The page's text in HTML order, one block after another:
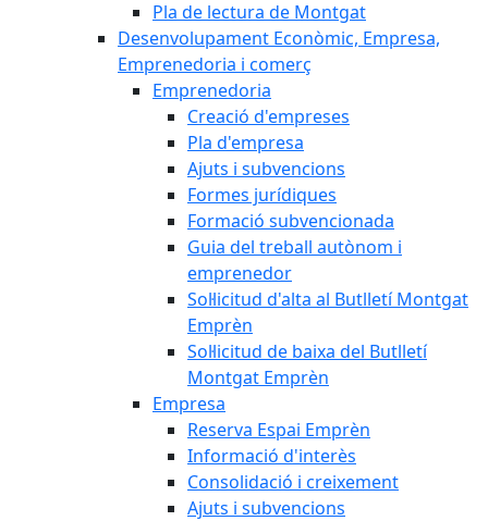
Pla de lectura de Montgat
Desenvolupament Econòmic, Empresa,
Emprenedoria i comerç
Emprenedoria
Creació d'empreses
Pla d'empresa
Ajuts i subvencions
Formes jurídiques
Formació subvencionada
Guia del treball autònom i
emprenedor
Sol·licitud d'alta al Butlletí Montgat
Emprèn
Sol·licitud de baixa del Butlletí
Montgat Emprèn
Empresa
Reserva Espai Emprèn
Informació d'interès
Consolidació i creixement
Ajuts i subvencions